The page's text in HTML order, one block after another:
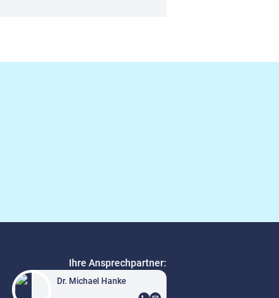
Ihre Ansprechpartner:
Dr. Michael Hanke